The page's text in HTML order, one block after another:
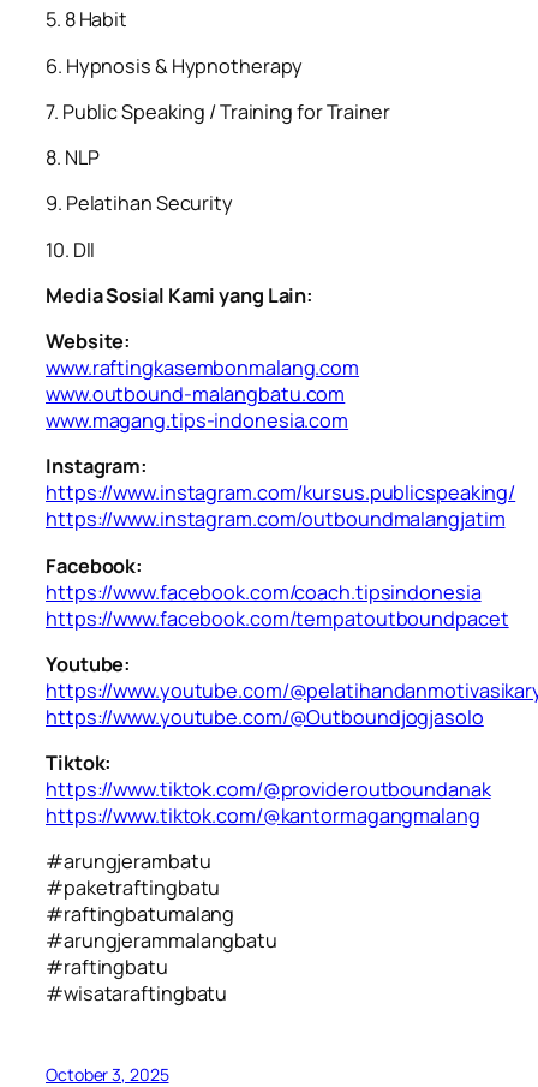
5. 8 Habit
6. Hypnosis & Hypnotherapy
7. Public Speaking / Training for Trainer
8. NLP
9. Pelatihan Security
10. Dll
Media Sosial Kami yang Lain:
Website:
www.raftingkasembonmalang.com
www.outbound-malangbatu.com
www.magang.tips-indonesia.com
Instagram:
https://www.instagram.com/kursus.publicspeaking/
https://www.instagram.com/outboundmalangjatim
Facebook:
https://www.facebook.com/coach.tipsindonesia
https://www.facebook.com/tempatoutboundpacet
Youtube:
https://www.youtube.com/
https://www.youtube.com/@Outboundjogjasolo
Tiktok:
https://www.tiktok.com/@provideroutboundanak
https://www.tiktok.com/@kantormagangmalang
#arungjerambatu
#paketraftingbatu
#raftingbatumalang
#arungjerammalangbatu
#raftingbatu
#wisataraftingbatu
October 3, 2025